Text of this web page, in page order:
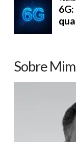
Sobre Mim